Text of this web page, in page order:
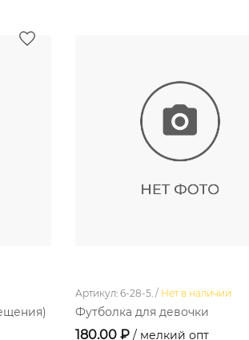
Артикул: 6-28-5. / Нет в наличии
Футболка для девочки
180.00 ₽ / мелкий опт